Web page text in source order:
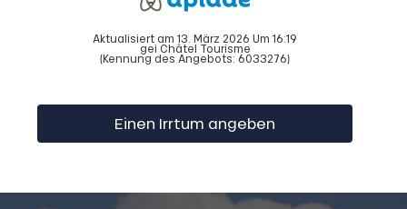
Aktualisiert am 13. März 2026 Um 16:19
gei Châtel Tourisme
(Kennung des Angebots: 6033276)
Einen Irrtum angeben